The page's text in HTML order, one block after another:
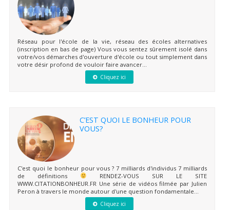
Réseau pour l'école de la vie, réseau des écoles alternatives
(inscription en bas de page) Vous vous sentez sûrement isolé dans
votre/vos démarches d'ouverture d'école ou tout simplement dans
votre désir profond de vouloir faire avancer...
Cliquez ici
C’EST QUOI LE BONHEUR POUR
VOUS?
C'est quoi le bonheur pour vous ? 7 milliards d'individus 7 milliards
de définitions
RENDEZ-VOUS SUR LE SITE
WWW.CITATIONBONHEUR.FR Une série de vidéos filmée par Julien
Peron à travers le monde autour d'une question fondamentale...
Cliquez ici